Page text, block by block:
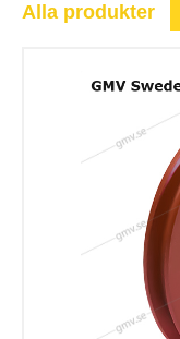
Alla produkter